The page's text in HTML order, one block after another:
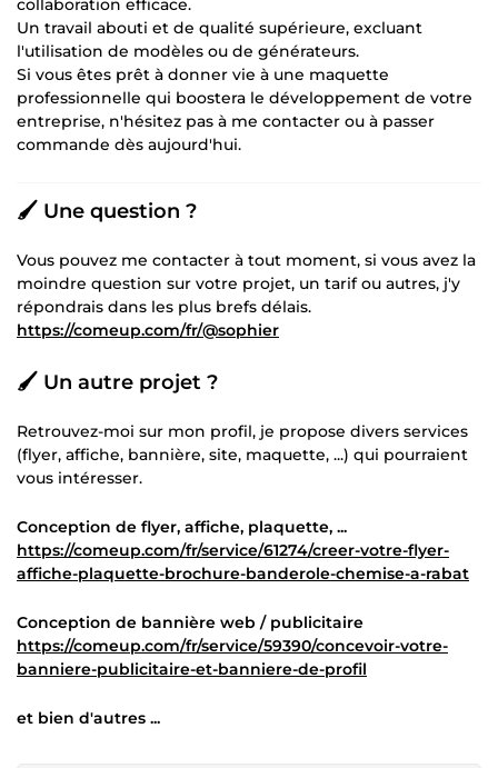
collaboration efficace.
Un travail abouti et de qualité supérieure, excluant
l'utilisation de modèles ou de générateurs.
Si vous êtes prêt à donner vie à une maquette
professionnelle qui boostera le développement de votre
entreprise, n'hésitez pas à me contacter ou à passer
commande dès aujourd'hui.
🖌️ Une question ?
Vous pouvez me contacter à tout moment, si vous avez la
moindre question sur votre projet, un tarif ou autres, j'y
répondrais dans les plus brefs délais.
https://comeup.com/fr/@sophier
🖌️ Un autre projet ?
Retrouvez-moi sur mon profil, je propose divers services
(flyer, affiche, bannière, site, maquette, ...) qui pourraient
vous intéresser.
Conception de flyer, affiche, plaquette, ...
https://comeup.com/fr/service/61274/creer-votre-flyer-
affiche-plaquette-brochure-banderole-chemise-a-rabat
Conception de bannière web / publicitaire
https://comeup.com/fr/service/59390/concevoir-votre-
banniere-publicitaire-et-banniere-de-profil
et bien d'autres ...